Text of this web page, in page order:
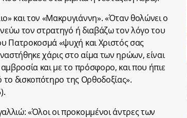
και τον «Μακρυγιάννη». «Όταν θολώνει ο
τον στρατηγό ή διαβάζω τον λόγο του
Πατροκοσμά «ψυχή και Χριστός σας
χάρις στο αίμα των ηρώων, είναι
και με το πρόσφορο, και που ήπιε
το δισκοπότηρο της Ορθοδοξίας».
«Όλοι οι προκομμένοι άντρες των